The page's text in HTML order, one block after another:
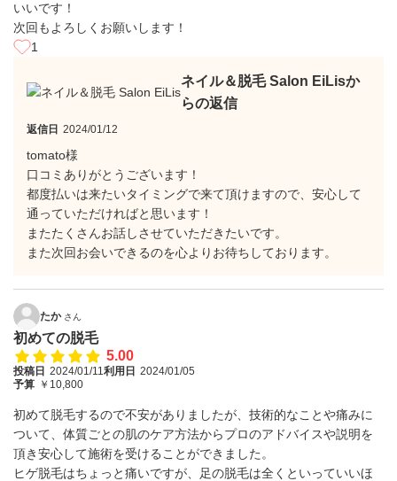
いいです！
次回もよろしくお願いします！
1
ネイル＆脱毛 Salon EiLisか
らの返信
返信日 2024/01/12
tomato様
口コミありがとうございます！
都度払いは来たいタイミングで来て頂けますので、安心して
通っていただければと思います！
またたくさんお話しさせていただきたいです。
また次回お会いできるのを心よりお待ちしております。
たか さん
初めての脱毛
5.00
投稿日 2024/01/11利用日 2024/01/05
予算 ￥10,800
初めて脱毛するので不安がありましたが、技術的なことや痛みに
ついて、体質ごとの肌のケア方法からプロのアドバイスや説明を
頂き安心して施術を受けることができました。
ヒゲ脱毛はちょっと痛いですが、足の脱毛は全くといっていいほ